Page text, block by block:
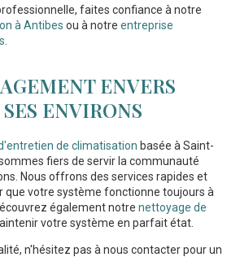
faites confiance à notre
à Antibes ou à notre entreprise
ENVERS
ENVIRONS
de climatisation basée à Saint-
fiers de servir la communauté
Nous offrons des services rapides et
que votre système fonctionne toujours à
également notre nettoyage de
votre système en parfait état.
n'hésitez pas à nous contacter pour un